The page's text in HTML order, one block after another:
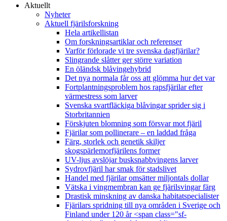
Aktuellt
Nyheter
Aktuell fjärilsforskning
Hela artikellistan
Om forskningsartiklar och referenser
Varför förlorade vi tre svenska dagfjärilar?
Slingrande slåtter ger större variation
En öländsk blåvingehybrid
Det nya normala får oss att glömma hur det var
Fortplantningsproblem hos rapsfjärilar efter
värmestress som larver
Svenska svartfläckiga blåvingar sprider sig i
Storbritannien
Förskjuten blomning som försvar mot fjäril
Fjärilar som pollinerare – en laddad fråga
Färg, storlek och genetik skiljer
skogspärlemorfjärilens former
UV-ljus avslöjar busksnabbvingens larver
Sydrovfjäril har smak för stadslivet
Handel med fjärilar omsätter miljontals dollar
Vätska i vingmembran kan ge fjärilsvingar färg
Drastisk minskning av danska habitatspecialister
Fjärilars spridning till nya områden i Sverige och
Finland under 120 år <span class="sf-